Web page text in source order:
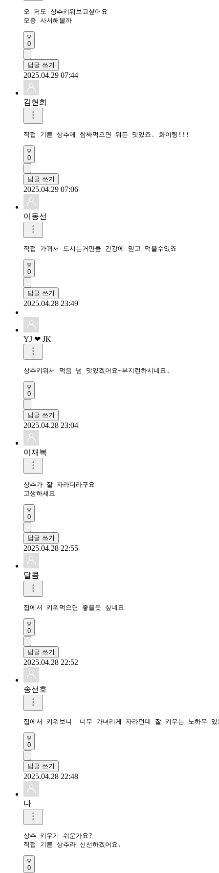
오 저도 상추키워보고싶어요
모종 사서해볼까
0
답글 쓰기
2025.04.29 07:44
김현희
직접 기른 상추에 쌈싸먹으면 뭐든 맛있죠. 화이팅!!!
0
답글 쓰기
2025.04.29 07:06
이동선
직접 가꿔서 드시는거만큼 건강에 믿고 먹을수있죠
0
답글 쓰기
2025.04.28 23:49
YJ ❤ JK
상추키워서 먹음 넘 맛있겠어요~부지런하시네요.
0
답글 쓰기
2025.04.28 23:04
이재복
상추가 잘 자라더라구요
고생하세요
0
답글 쓰기
2025.04.28 22:55
달콤
집에서 키워먹으면 좋을듯 싶네요
0
답글 쓰기
2025.04.28 22:52
송선호
집에서 키워보니  너무 가녀리게 자라던데 잘 키우는 노하우 있
0
답글 쓰기
2025.04.28 22:48
나
상추 키우기 쉬운가요?
직접 기른 상추라 신선하겠어요.
0